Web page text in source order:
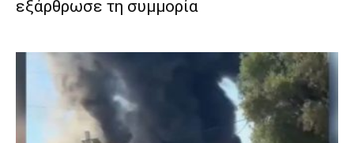
εξάρθρωσε τη συμμορία